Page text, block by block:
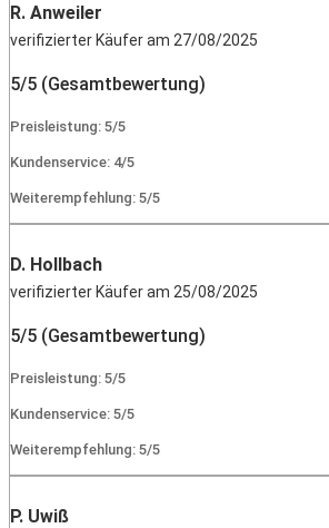
R. Anweiler
verifizierter Käufer am 27/08/2025
5/5 (Gesamtbewertung)
Preisleistung: 5/5
Kundenservice: 4/5
Weiterempfehlung: 5/5
D. Hollbach
verifizierter Käufer am 25/08/2025
5/5 (Gesamtbewertung)
Preisleistung: 5/5
Kundenservice: 5/5
Weiterempfehlung: 5/5
P. Uwiß